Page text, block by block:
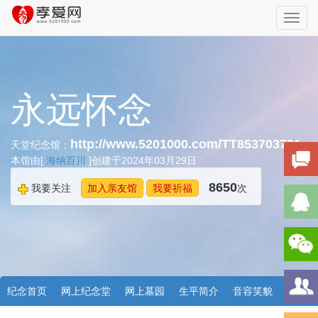
永远怀念
天堂纪念馆： http://www.5201000.com/TT853703781
本馆由[ 海纳百川 ]创建于2024年03月29日
我要关注 加入亲友馆 我要祈福 8650次
纪念首页 网上纪念堂 网上墓园 生平简介 音容笑貌